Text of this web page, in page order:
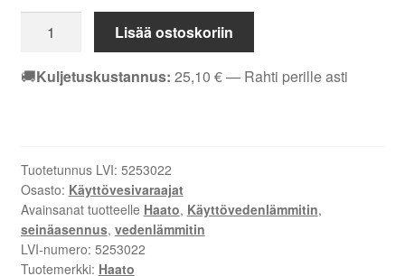
100
käyttövedenlämmitin,
tai
vaakakiinnitys,
ruostumaton
teräs,
IP24
Lisää ostoskoriin
🚚Kuljetuskustannus: 25,10 €— Rahti perille asti
Tuotetunnus LVI: 5253022
Osasto: Käyttövesivaraajat
Avainsanat tuotteelle Haato, Käyttövedenlämmitin,
seinäasennus, vedenlämmitin
LVI-numero: 5253022
Tuotemerkki: Haato